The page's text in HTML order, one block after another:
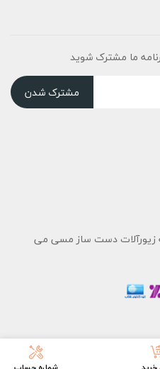
ما مشترک شوید
مشترک شدن
زیورآلات دست ساز مسی می